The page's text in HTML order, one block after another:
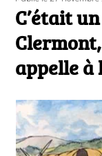
le
C’était
appelle à